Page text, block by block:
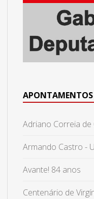
Adriano Correia de
Armando Castro -
Avante! 84 anos
Centenário de